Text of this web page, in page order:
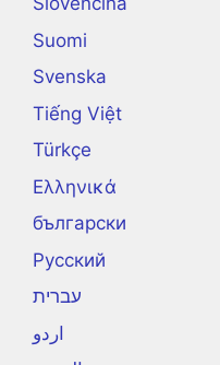
Suomi
Svenska
Tiếng Việt
Türkçe
Ελληνικά
български
Русский
עברית
اردو